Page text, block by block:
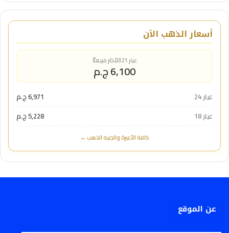
أسعار الذهب الآن
عيار 21 (الأكثر مبيعاً)
6,100 ج.م
عيار 24
6,971 ج.م
عيار 18
5,228 ج.م
كافة الأعيرة والجنيه الذهب ←
عن الموقع